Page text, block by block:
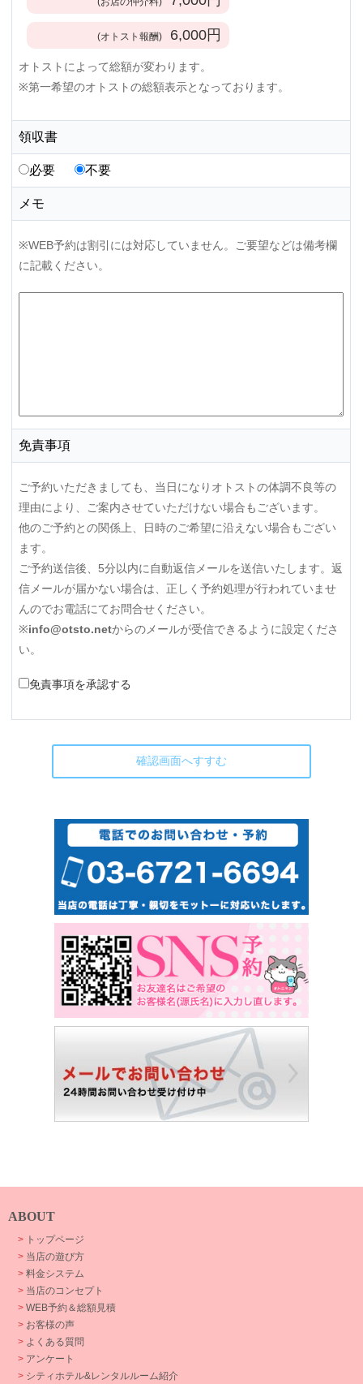
(オトスト報酬) 6,000円
オトストによって総額が変わります。
※第一希望のオトストの総額表示となっております。
領収書
必要 不要
メモ
※WEB予約は割引には対応していません。ご要望などは備考欄
に記載ください。
免責事項
ご予約いただきましても、当日になりオトストの体調不良等の
理由により、ご案内させていただけない場合もございます。
他のご予約との関係上、日時のご希望に沿えない場合もござい
ます。
ご予約送信後、5分以内に自動返信メールを送信いたします。返
信メールが届かない場合は、正しく予約処理が行われていませ
んのでお電話にてお問合せください。
※info@otsto.netからのメールが受信できるように設定くださ
い。
免責事項を承認する
ABOUT
> トップページ
> 当店の遊び方
> 料金システム
> 当店のコンセプト
> WEB予約＆総額見積
> お客様の声
> よくある質問
> アンケート
> シティホテル&レンタルルーム紹介